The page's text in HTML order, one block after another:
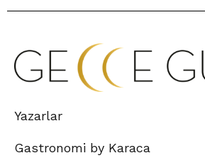
Yazarlar
Gastronomi by Karaca